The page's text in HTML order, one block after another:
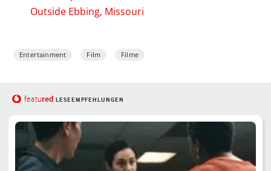
Outside Ebbing, Missouri
Entertainment Film Filme
featured LESEEMPFEHLUNGEN